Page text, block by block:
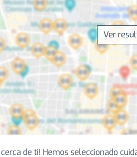
Ver
de ti! Hemos seleccionado